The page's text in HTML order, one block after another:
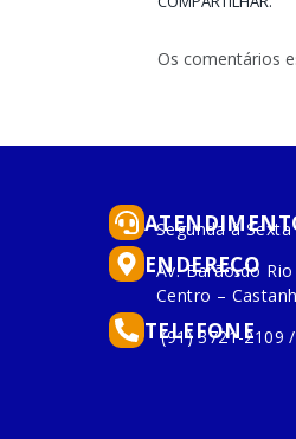
Os comentários
Segunda à
ENDEREÇO
Av. Barão do
Centro –
TELEFONE
(91) 3721-2109